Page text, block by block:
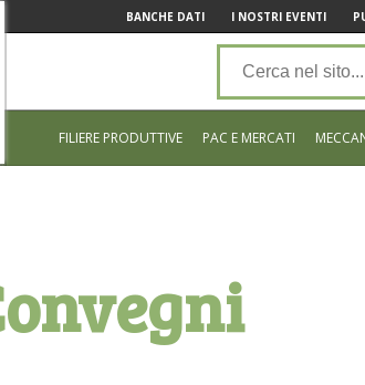
BANCHE DATI I NOSTRI EVENTI
FILIERE PRODUTTIVE PAC E MERCATI